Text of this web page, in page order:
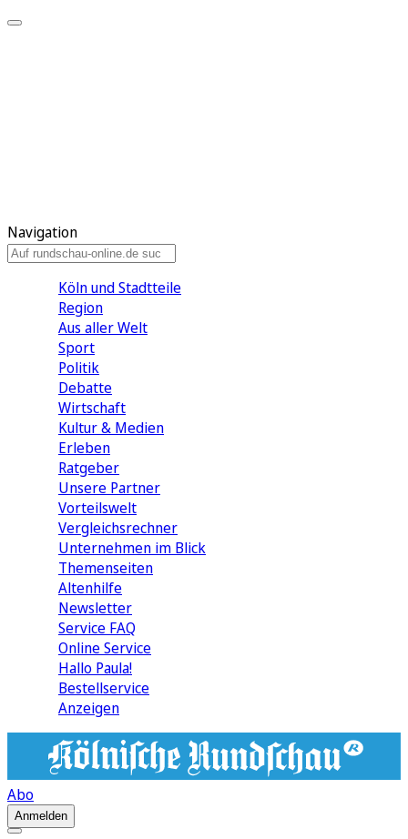
Navigation
Köln und Stadtteile
Region
Aus aller Welt
Sport
Politik
Debatte
Wirtschaft
Kultur & Medien
Erleben
Ratgeber
Unsere Partner
Vorteilswelt
Vergleichsrechner
Unternehmen im Blick
Themenseiten
Altenhilfe
Newsletter
Service FAQ
Online Service
Hallo Paula!
Bestellservice
Anzeigen
Abo
Anmelden